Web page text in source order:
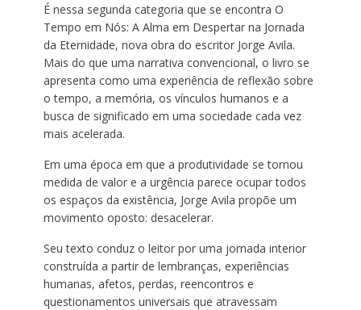
É nessa segunda categoria que se encontra O
Tempo em Nós: A Alma em Despertar na Jornada
da Eternidade, nova obra do escritor Jorge Avila.
Mais do que uma narrativa convencional, o livro se
apresenta como uma experiência de reflexão sobre
o tempo, a memória, os vínculos humanos e a
busca de significado em uma sociedade cada vez
mais acelerada.
Em uma época em que a produtividade se tornou
medida de valor e a urgência parece ocupar todos
os espaços da existência, Jorge Avila propõe um
movimento oposto: desacelerar.
Seu texto conduz o leitor por uma jornada interior
construída a partir de lembranças, experiências
humanas, afetos, perdas, reencontros e
questionamentos universais que atravessam